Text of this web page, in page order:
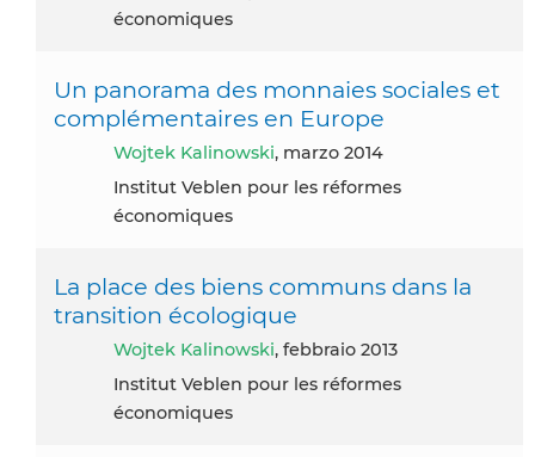
économiques
Un panorama des monnaies sociales et
complémentaires en Europe
Wojtek Kalinowski, marzo 2014
Institut Veblen pour les réformes
économiques
La place des biens communs dans la
transition écologique
Wojtek Kalinowski, febbraio 2013
Institut Veblen pour les réformes
économiques